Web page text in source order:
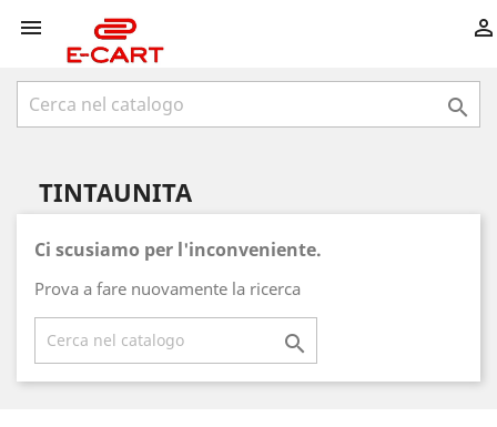
 

TINTAUNITA
Ci scusiamo per l'inconveniente.
Prova a fare nuovamente la ricerca
